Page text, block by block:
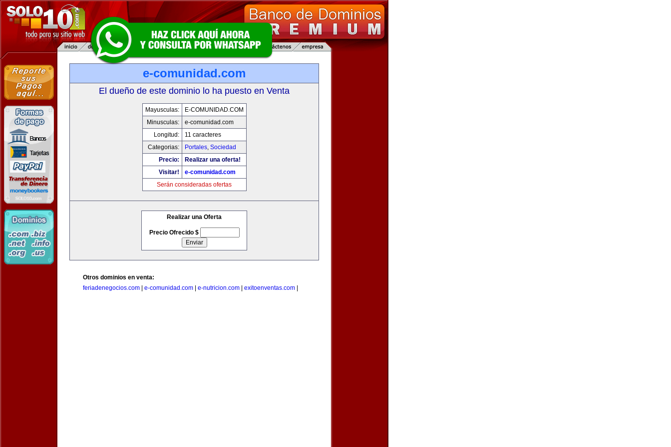
e-comunidad.com
El dueño de este dominio lo ha puesto en Venta
Mayusculas:
E-COMUNIDAD.COM
Minusculas:
e-comunidad.com
Longitud:
11 caracteres
Categorias:
Portales, Sociedad
Precio:
Realizar una oferta!
Visitar!
e-comunidad.com
Serán consideradas ofertas
Realizar una Oferta
Precio Ofrecido $
Otros dominios en venta:
feriadenegocios.com
e-comunidad.com e-nutricion.com exitoenventas.com